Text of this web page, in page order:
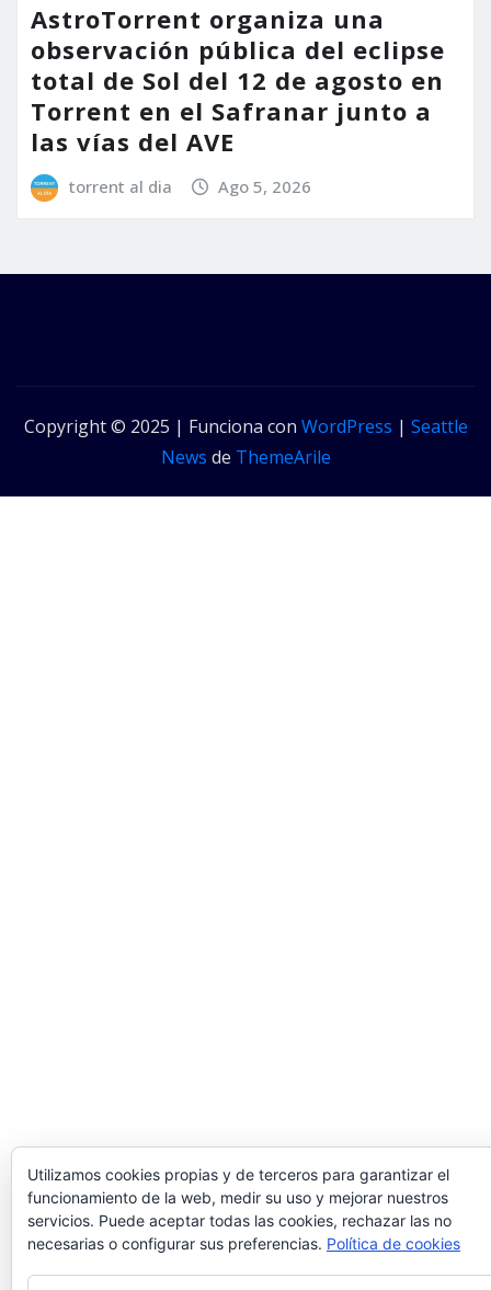
AstroTorrent organiza una
observación pública del eclipse
total de Sol del 12 de agosto en
Torrent en el Safranar junto a
las vías del AVE
torrent al dia Ago 5, 2026
Copyright © 2025 | Funciona con WordPress | Seattle
News de ThemeArile
Utilizamos cookies propias y de terceros para garantizar el
funcionamiento de la web, medir su uso y mejorar nuestros
servicios. Puede aceptar todas las cookies, rechazar las no
necesarias o configurar sus preferencias. Política de cookies